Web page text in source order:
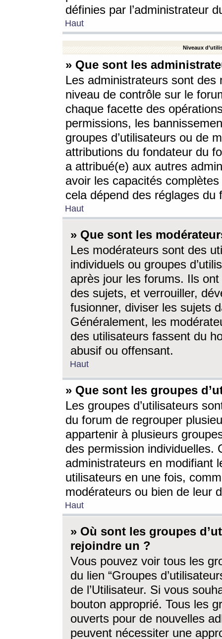
définies par l’administrateur
Haut
Niveaux
» Que sont les
Les administrateurs sont
niveau de contrôle sur le
chaque facette des
permissions, les
groupes d’utilisateurs ou de
attributions du fondateur du
a attribué(e) aux autres
avoir les capacités
cela dépend des réglages du
Haut
» Que sont les
Les modérateurs sont des
individuels ou groupes
après jour les forums. Ils ont
des sujets, et verrouiller,
fusionner, diviser les sujets
Généralement, les
des utilisateurs fassent du
abusif ou offensant.
Haut
» Que sont les groupes
Les groupes d’utilisateurs
du forum de regrouper
appartenir à plusieurs
des permission individuelles.
administrateurs en modifiant
utilisateurs en une fois,
modérateurs ou bien de leur
Haut
» Où sont les groupes
rejoindre un ?
Vous pouvez voir tous les
du lien “Groupes
de l’Utilisateur. Si vous
bouton approprié. Tous les
ouverts pour de nouvelles
peuvent nécessiter une